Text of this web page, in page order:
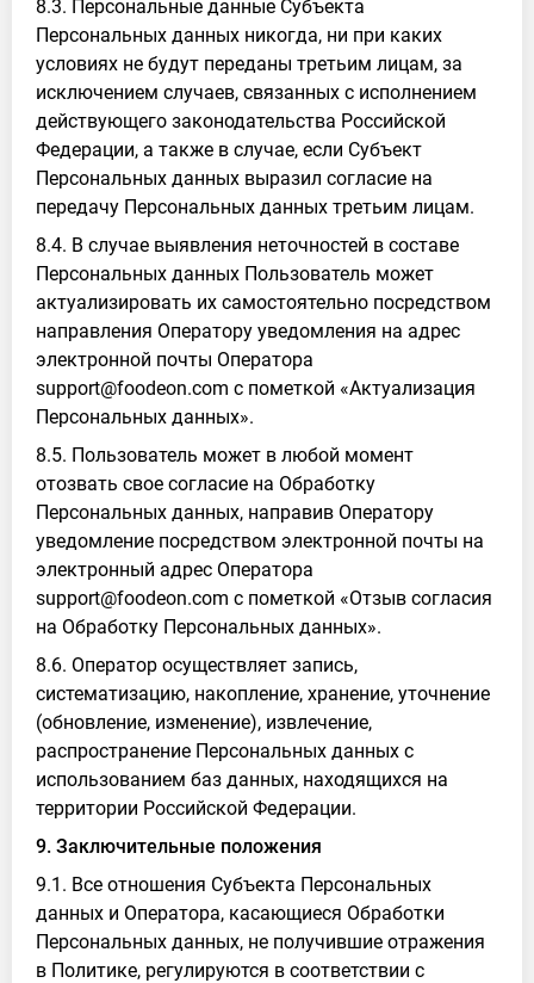
8.3. Персональные данные Субъекта
Персональных данных никогда, ни при каких
условиях не будут переданы третьим лицам, за
исключением случаев, связанных с исполнением
действующего законодательства Российской
Федерации, а также в случае, если Субъект
Персональных данных выразил согласие на
передачу Персональных данных третьим лицам.
8.4. В случае выявления неточностей в составе
Персональных данных Пользователь может
актуализировать их самостоятельно посредством
направления Оператору уведомления на адрес
электронной почты Оператора
support@foodeon.com с пометкой «Актуализация
Персональных данных».
8.5. Пользователь может в любой момент
отозвать свое согласие на Обработку
Персональных данных, направив Оператору
уведомление посредством электронной почты на
электронный адрес Оператора
support@foodeon.com с пометкой «Отзыв согласия
на Обработку Персональных данных».
8.6. Оператор осуществляет запись,
систематизацию, накопление, хранение, уточнение
(обновление, изменение), извлечение,
распространение Персональных данных с
использованием баз данных, находящихся на
территории Российской Федерации.
9. Заключительные положения
9.1. Все отношения Субъекта Персональных
данных и Оператора, касающиеся Обработки
Персональных данных, не получившие отражения
в Политике, регулируются в соответствии с